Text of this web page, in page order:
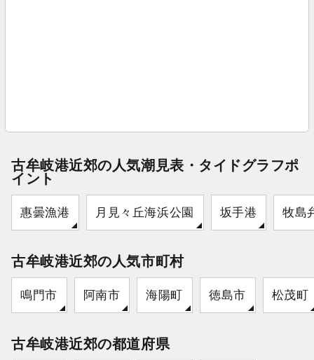
古牟岐港近郊の人気潮見表・タイドグラフポ
イント
惠曇漁港 月見々丘海浜公園 坂手港 牧島
古牟岐港近郊の人気市町村
鳴門市 阿南市 海陽町 徳島市 松茂町
古牟岐港近郊の都道府県